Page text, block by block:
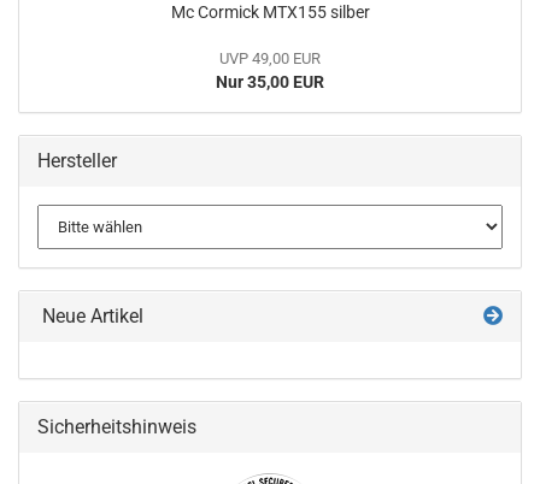
Mc Cormick MTX155 silber
UVP 49,00 EUR
Nur 35,00 EUR
Hersteller
Neue Artikel
Sicherheitshinweis